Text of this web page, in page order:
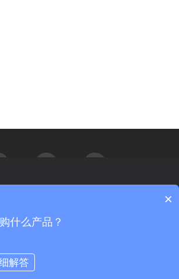
京公网安备 11011402012026号
个人隐私，当您访问我们的网站时，请同意使×
什么产品？
解答